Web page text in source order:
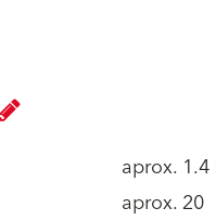
aprox.
aprox. 20